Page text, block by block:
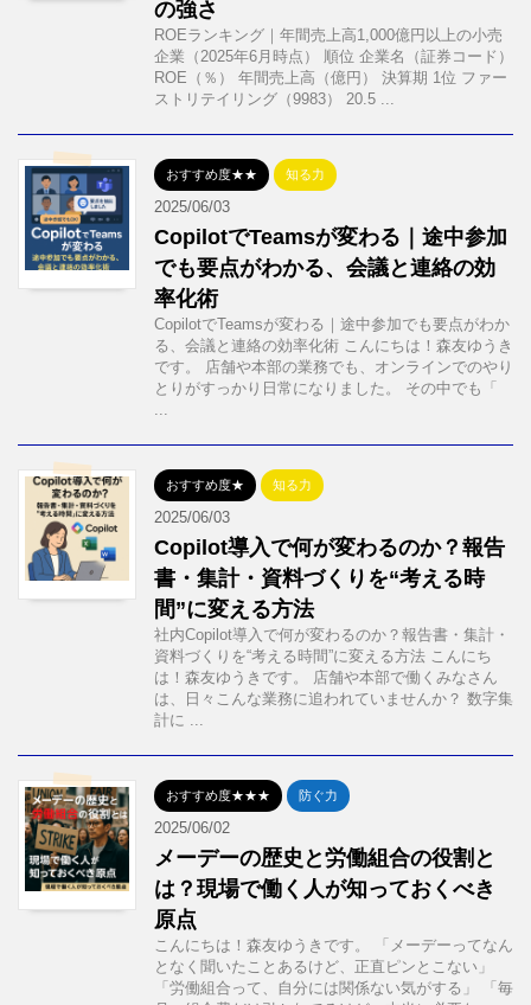
の強さ
ROEランキング｜年間売上高1,000億円以上の小売
企業（2025年6月時点） 順位 企業名（証券コード）
ROE（％） 年間売上高（億円） 決算期 1位 ファー
ストリテイリング（9983） 20.5 ...
おすすめ度★★ 知る力
2025/06/03
CopilotでTeamsが変わる｜途中参加
でも要点がわかる、会議と連絡の効
率化術
CopilotでTeamsが変わる｜途中参加でも要点がわか
る、会議と連絡の効率化術 こんにちは！森友ゆうき
です。 店舗や本部の業務でも、オンラインでのやり
とりがすっかり日常になりました。 その中でも「
...
おすすめ度★ 知る力
2025/06/03
Copilot導入で何が変わるのか？報告
書・集計・資料づくりを“考える時
間”に変える方法
社内Copilot導入で何が変わるのか？報告書・集計・
資料づくりを“考える時間”に変える方法 こんにち
は！森友ゆうきです。 店舗や本部で働くみなさん
は、日々こんな業務に追われていませんか？ 数字集
計に ...
おすすめ度★★★ 防ぐ力
2025/06/02
メーデーの歴史と労働組合の役割と
は？現場で働く人が知っておくべき
原点
こんにちは！森友ゆうきです。 「メーデーってなん
となく聞いたことあるけど、正直ピンとこない」
「労働組合って、自分には関係ない気がする」 「毎